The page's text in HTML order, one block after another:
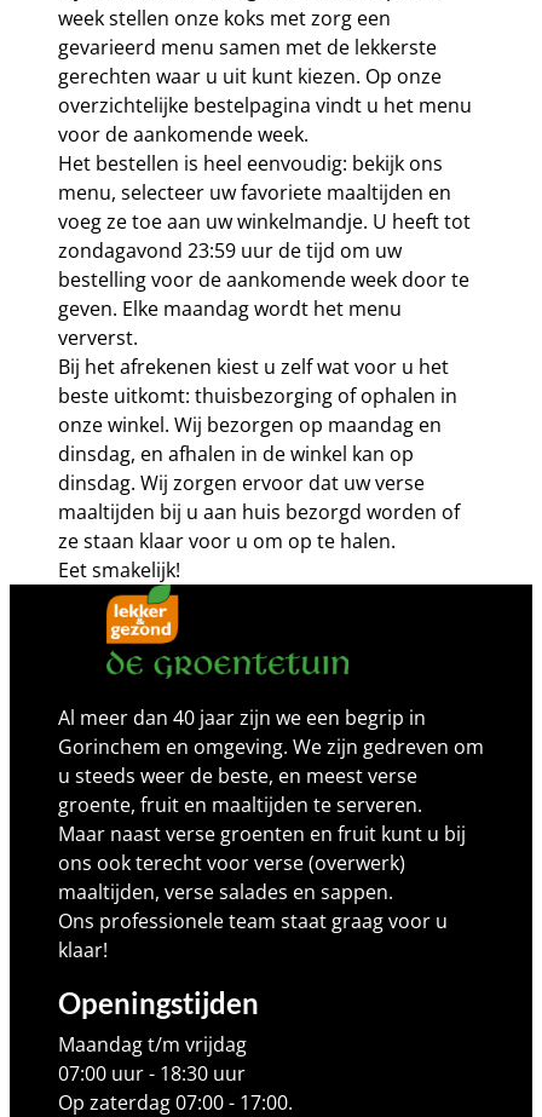
week stellen onze koks met zorg een
gevarieerd menu samen met de lekkerste
gerechten waar u uit kunt kiezen. Op onze
overzichtelijke bestelpagina vindt u het menu
voor de aankomende week.
Het bestellen is heel eenvoudig: bekijk ons
menu, selecteer uw favoriete maaltijden en
voeg ze toe aan uw winkelmandje. U heeft tot
zondagavond 23:59 uur de tijd om uw
bestelling voor de aankomende week door te
geven. Elke maandag wordt het menu
ververst.
Bij het afrekenen kiest u zelf wat voor u het
beste uitkomt: thuisbezorging of ophalen in
onze winkel. Wij bezorgen op maandag en
dinsdag, en afhalen in de winkel kan op
dinsdag. Wij zorgen ervoor dat uw verse
maaltijden bij u aan huis bezorgd worden of
ze staan klaar voor u om op te halen.
Eet smakelijk!
Al meer dan 40 jaar zijn we een begrip in
Gorinchem en omgeving. We zijn gedreven om
u steeds weer de beste, en meest verse
groente, fruit en maaltijden te serveren.
Maar naast verse groenten en fruit kunt u bij
ons ook terecht voor verse (overwerk)
maaltijden, verse salades en sappen.
Ons professionele team staat graag voor u
klaar!
Openingstijden
Maandag t/m vrijdag
07:00 uur - 18:30 uur
Op zaterdag 07:00 - 17:00.